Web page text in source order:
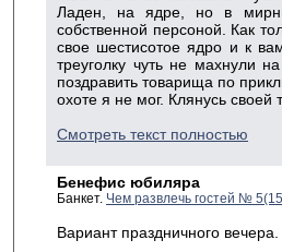
Ладен, на ядре, но в
собственной персо­ной. Как
свое шестисотое ядро и к
треуголку чуть не махнули
поздравить товарища по
охоте я не мог. Клянусь своей
Смотреть текст полностью
Бенефис юбиляра
Банкет. Чем развлечь гостей №
Вариант праздничного вечера.